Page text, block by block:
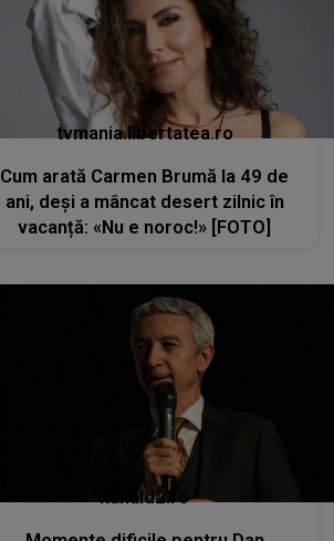
tvmania.libertatea.ro
Cum arată Carmen Brumă la 49 de
ani, deși a mâncat desert zilnic în
vacanță: «Nu e noroc!» [FOTO]
kanald2.ro